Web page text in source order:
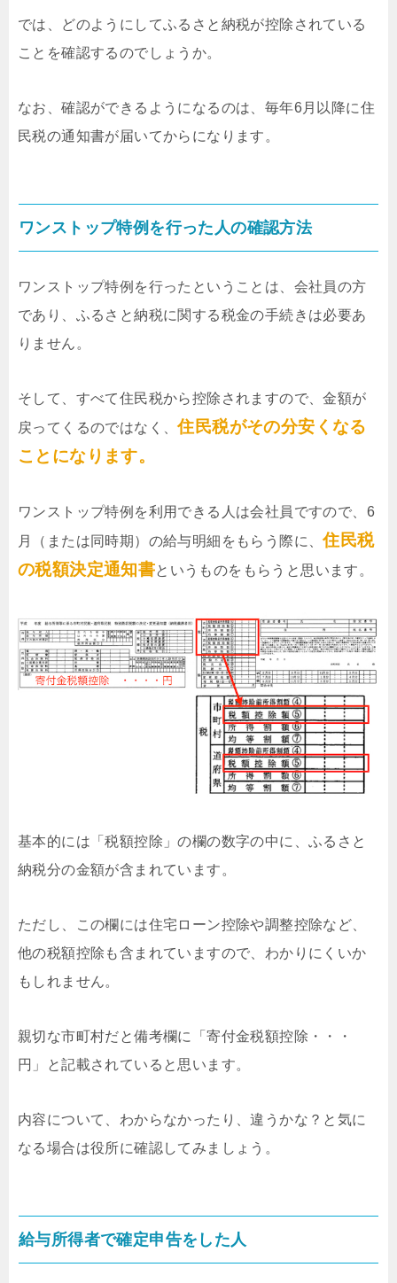
では、どのようにしてふるさと納税が控除されている
ことを確認するのでしょうか。
なお、確認ができるようになるのは、毎年6月以降に住
民税の通知書が届いてからになります。
ワンストップ特例を行った人の確認方法
ワンストップ特例を行ったということは、会社員の方
であり、ふるさと納税に関する税金の手続きは必要あ
りません。
そして、すべて住民税から控除されますので、金額が
戻ってくるのではなく、住民税がその分安くなる
ことになります。
ワンストップ特例を利用できる人は会社員ですので、6
月（または同時期）の給与明細をもらう際に、住民税
の税額決定通知書というものをもらうと思います。
基本的には「税額控除」の欄の数字の中に、ふるさと
納税分の金額が含まれています。
ただし、この欄には住宅ローン控除や調整控除など、
他の税額控除も含まれていますので、わかりにくいか
もしれません。
親切な市町村だと備考欄に「寄付金税額控除・・・
円」と記載されていると思います。
内容について、わからなかったり、違うかな？と気に
なる場合は役所に確認してみましょう。
給与所得者で確定申告をした人